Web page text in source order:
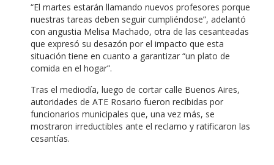
“El martes estarán llamando nuevos profesores porque
nuestras tareas deben seguir cumpliéndose”, adelantó
con angustia Melisa Machado, otra de las cesanteadas
que expresó su desazón por el impacto que esta
situación tiene en cuanto a garantizar “un plato de
comida en el hogar”.
Tras el mediodía, luego de cortar calle Buenos Aires,
autoridades de ATE Rosario fueron recibidas por
funcionarios municipales que, una vez más, se
mostraron irreductibles ante el reclamo y ratificaron las
cesantías.